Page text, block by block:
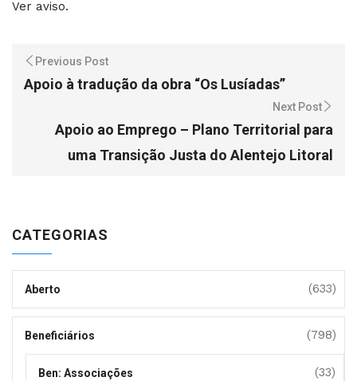
Ver aviso.
Previous Post
Apoio à tradução da obra “Os Lusíadas”
Next Post
Apoio ao Emprego – Plano Territorial para
uma Transição Justa do Alentejo Litoral
CATEGORIAS
Aberto (633)
Beneficiários (798)
Ben: Associações (33)